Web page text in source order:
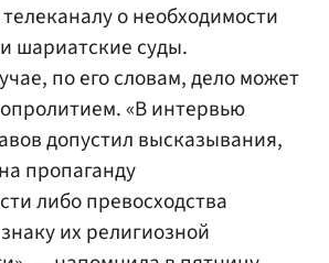
о необходимости
шариатские суды.
по его словам, дело может
«В интервью
допустил высказывания,
пропаганду
либо превосходства
их религиозной